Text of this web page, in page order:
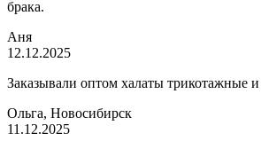
брака.
Аня
12.12.2025
Заказывали оптом халаты трикотажные
Ольга, Новосибирск
11.12.2025